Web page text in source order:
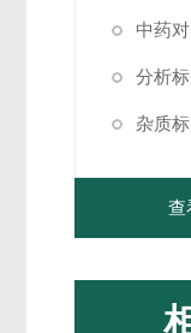
中药
分析
杂质
查